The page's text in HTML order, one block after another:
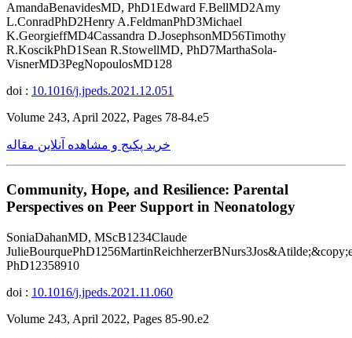
AmandaBenavidesMD, PhD1Edward F.BellMD2Amy
L.ConradPhD2Henry A.FeldmanPhD3Michael
K.GeorgieffMD4Cassandra D.JosephsonMD56Timothy
R.KoscikPhD1Sean R.StowellMD, PhD7MarthaSola-
VisnerMD3PegNopoulosMD128
doi : 10.1016/j.jpeds.2021.12.051
Volume 243, April 2022, Pages 78-84.e5
خرید پکیج و مشاهده آنلاین مقاله
Community, Hope, and Resilience: Parental
Perspectives on Peer Support in Neonatology
SoniaDahanMD, MScB1234Claude
PhD12358910
doi : 10.1016/j.jpeds.2021.11.060
Volume 243, April 2022, Pages 85-90.e2